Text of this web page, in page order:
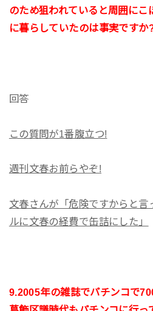
のため狙われていると周囲にこ
に暮らしていたのは事実ですか
回答
この質問が1番腹立つ!
週刊文春お前らやぞ!
文春さんが「危険ですからと言
ルに文春の経費で缶詰にした」
9.2005年の雑誌でパチンコで